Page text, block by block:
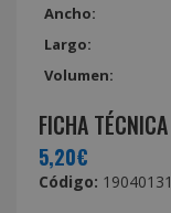
Ancho:
Largo:
Volumen:
FICHA TÉCNICA
5,20€
Código: 19040131